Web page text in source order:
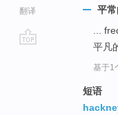
翻译
平
...
平凡
基于1
短语